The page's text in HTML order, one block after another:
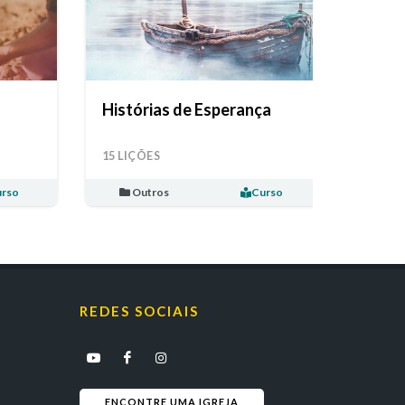
Histórias de Esperança
15 LIÇÕES
Outros Curso
REDES SOCIAIS
ENCONTRE UMA IGREJA